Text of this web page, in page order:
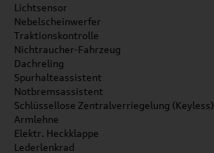
Lichtsensor
Nebelscheinwerfer
Traktionskontrolle
Nichtraucher-Fahrzeug
Dachreling
Spurhalteassistent
Notbremsassistent
Schlüssellose Zentralverriegelung (Keyless)
Armlehne
Elektr. Heckklappe
Lederlenkrad